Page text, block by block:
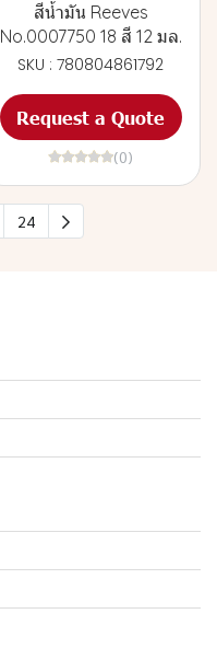
สีน้ำมัน Reeves
No.0007750 18 สี 12 มล.
SKU : 780804861792
Request a Quote
(0)
24